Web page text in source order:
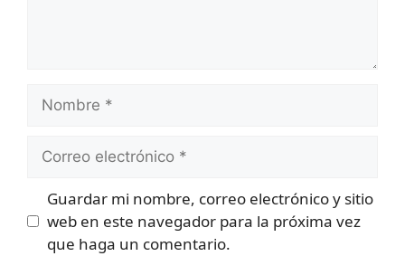
Nombre
Correo
Guardar mi nombre, correo electrónico y sitio
web en este navegador para la próxima vez
que haga un comentario.